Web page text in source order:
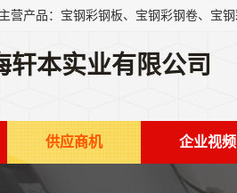
轩本实业有限公司
供应商机 企业视频